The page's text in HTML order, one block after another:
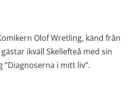
Olof Wretling, känd från
ikväll Skellefteå med sin
i mitt liv”.